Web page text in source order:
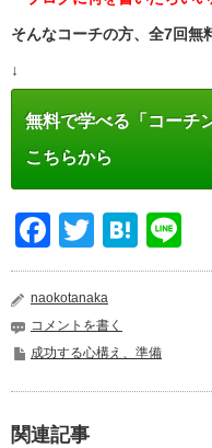
そんなコーチの方、全7回無
↓
無料で学べる「コーチ
こちらから
Facebook
Twitter
naokotanaka
コメントを書く
成功する心構え、準備
関連記事